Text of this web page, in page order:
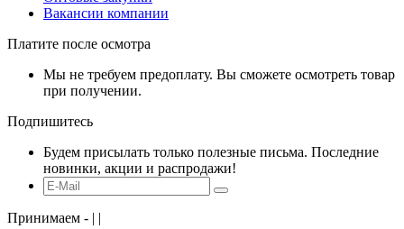
Вакансии компании
Платите после осмотра
Мы не требуем предоплату. Вы сможете осмотреть товар
при получении.
Подпишитесь
Будем присылать только полезные письма. Последние
новинки, акции и распродажи!
Принимаем - | |